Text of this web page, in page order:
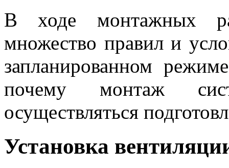
В ходе монтажных
множество правил и
запланированном
почему монтаж
осуществляться
Установка